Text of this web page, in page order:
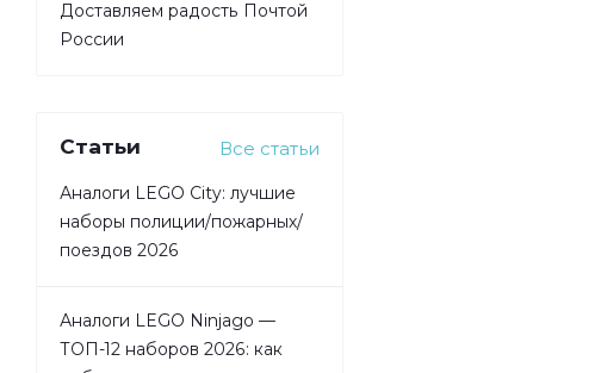
Доставляем радость Почтой
России
Статьи Все статьи
Аналоги LEGO City: лучшие
наборы полиции/пожарных/
поездов 2026
Аналоги LEGO Ninjago —
ТОП-12 наборов 2026: как